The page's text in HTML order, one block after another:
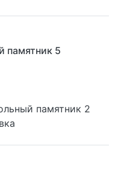
памятник 5